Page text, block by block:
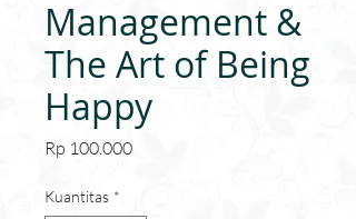
Management &
The Art of Being
Happy
Rp 100.000Harga
Kuantitas *